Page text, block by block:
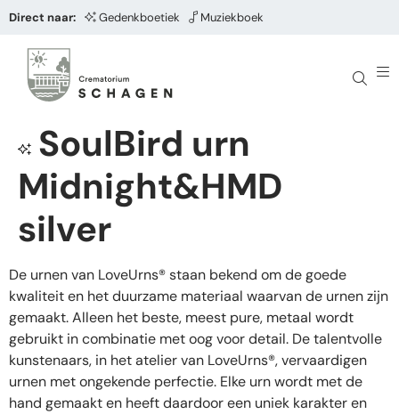
Direct naar: Gedenkboetiek Muziekboek
SoulBird urn
Midnight&HMD
silver
De urnen van LoveUrns® staan bekend om de goede
kwaliteit en het duurzame materiaal waarvan de urnen zijn
gemaakt. Alleen het beste, meest pure, metaal wordt
gebruikt in combinatie met oog voor detail. De talentvolle
kunstenaars, in het atelier van LoveUrns®, vervaardigen
urnen met ongekende perfectie. Elke urn wordt met de
hand gemaakt en heeft daardoor een uniek karakter en